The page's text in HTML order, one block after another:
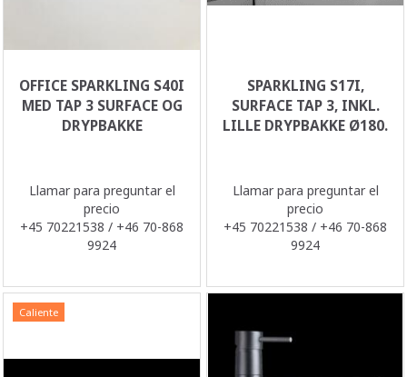
OFFICE SPARKLING S40I
MED TAP 3 SURFACE OG
DRYPBAKKE
Llamar para preguntar el
precio
+45 70221538 / +46 70-868
9924
SPARKLING S17I,
SURFACE TAP 3, INKL.
LILLE DRYPBAKKE Ø180.
Llamar para preguntar el
precio
+45 70221538 / +46 70-868
9924
Caliente